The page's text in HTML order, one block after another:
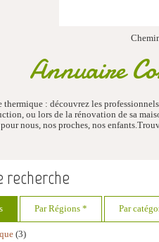
Annuaire
thermique : découvrez les
ou lors de la rénovation de sa
nous, nos proches, nos
Par Régions * Par
(3)